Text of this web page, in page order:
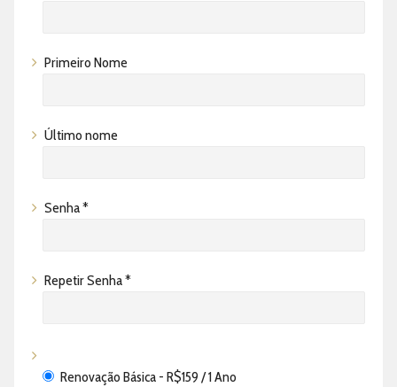
Primeiro Nome
Último nome
Senha *
Repetir Senha *
Renovação Básica - R$159 /1 Ano